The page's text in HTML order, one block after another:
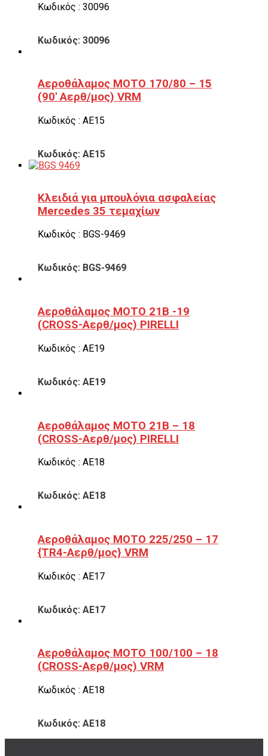
Κωδικός : 30096
Κωδικός: 30096
Αεροθάλαμος ΜΟΤΟ 170/80 – 15
(90′ Αερθ/μος) VRM
Κωδικός : ΑΕ15
Κωδικός: ΑΕ15
Κλειδιά για μπουλόνια ασφαλείας
Mercedes 35 τεμαχίων
Κωδικός : BGS-9469
Κωδικός: BGS-9469
Αεροθάλαμος ΜΟΤΟ 21B -19
(CROSS-Αερθ/μος) PIRELLI
Κωδικός : ΑΕ19
Κωδικός: ΑΕ19
Αεροθάλαμος ΜΟΤΟ 21B – 18
(CROSS-Αερθ/μος) PIRELLI
Κωδικός : ΑΕ18
Κωδικός: ΑΕ18
Αεροθάλαμος ΜΟΤΟ 225/250 – 17
{TR4-Αερθ/μος} VRM
Κωδικός : ΑΕ17
Κωδικός: ΑΕ17
Αεροθάλαμος ΜΟΤΟ 100/100 – 18
(CROSS-Αερθ/μος) VRM
Κωδικός : ΑΕ18
Κωδικός: ΑΕ18